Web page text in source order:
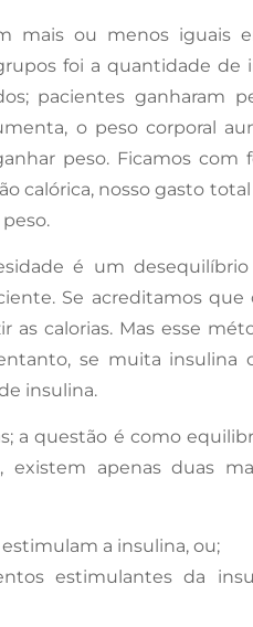
mais ou menos iguais
foi a quantidade de
pacientes ganharam
o peso corporal
peso. Ficamos com
calórica, nosso gasto
é um
Se acreditamos que
as calorias. Mas esse
se muita insulina
insulina.
a questão é como
existem apenas duas
a insulina, ou;
estimulantes da